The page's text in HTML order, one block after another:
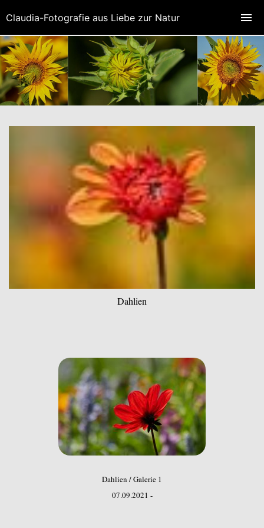
Dahlien
Dahlien / Galerie 1
07.09.2021 -
Claudia-Fotografie aus Liebe zur Natur